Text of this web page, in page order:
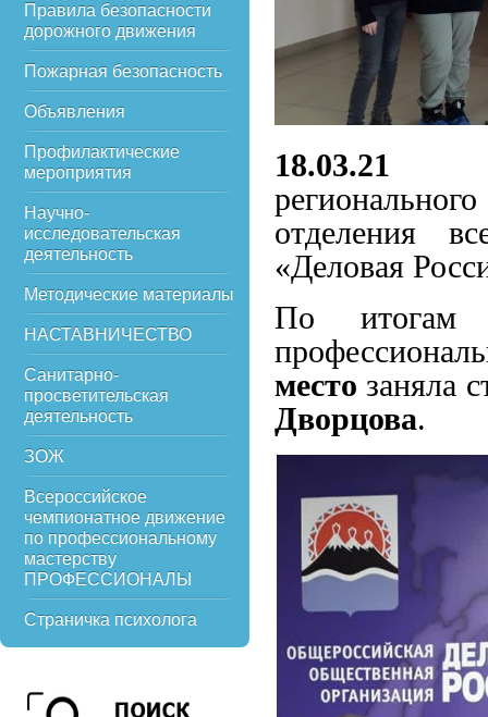
Правила безопасности
дорожного движения
Пожарная безопасность
Объявления
Профилактические
мероприятия
Научно-
исследовательская
деятельность
Методические материалы
НАСТАВНИЧЕСТВО
Санитарно-
просветительская
деятельность
ЗОЖ
Всероссийское
чемпионатное движение
по профессиональному
мастерству
ПРОФЕССИОНАЛЫ
Страничка психолога
18.03.21
отделения
«Деловая
По итогам
место заняла
Дворцова.